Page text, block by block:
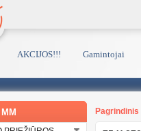
AKCIJOS!!! Gamintojai
Pagrindinis